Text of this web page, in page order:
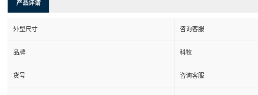
产品详请
外型尺寸 咨询客服
品牌 科牧
货号 咨询客服